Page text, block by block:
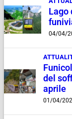
Lago
04/04/
del
aprile
01/04/